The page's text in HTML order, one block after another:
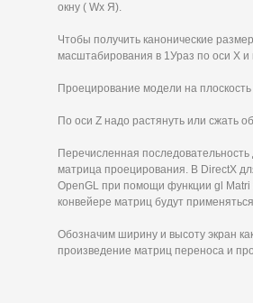
окну ( Wx Я).
Чтобы получить канонические
масштабирования в 1Ураз по оси X и
Проецирование модели на плоскость
По оси Z надо растянуть или сжать
Перечисленная
матрица проецирования. В DirectX
OpenGL при помощи функции gl Matri
конвейере матриц будут
Обозначим ширину и высоту экран
произведение матриц переноса и